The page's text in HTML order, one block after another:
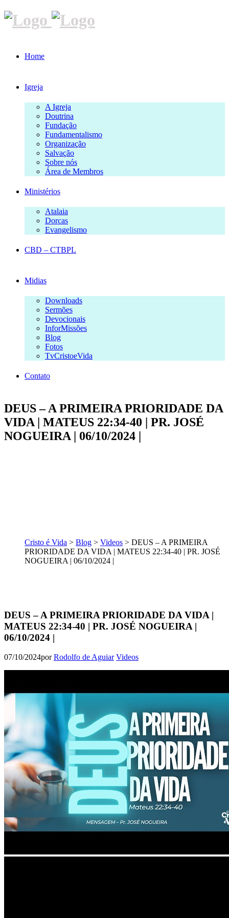
Home
Igreja
A Igreja
Doutrina
Fundação
Fundamentalismo
Organização
Salvação
Sobre nós
Área de Membros
Ministérios
Atalaia
Dorcas
Evangelismo
CBD – CTBPL
Midias
Downloads
Sermões
Devocionais
InforMissões
Blog
Fotos
TvCristoeVida
Contato
DEUS – A PRIMEIRA PRIORIDADE DA
VIDA | MATEUS 22:34-40 | PR. JOSÉ
NOGUEIRA | 06/10/2024 |
Cristo é Vida > Blog > Videos > DEUS – A PRIMEIRA
PRIORIDADE DA VIDA | MATEUS 22:34-40 | PR. JOSÉ
NOGUEIRA | 06/10/2024 |
DEUS – A PRIMEIRA PRIORIDADE DA VIDA |
MATEUS 22:34-40 | PR. JOSÉ NOGUEIRA |
06/10/2024 |
07/10/2024porRodolfo de Aguiar Videos